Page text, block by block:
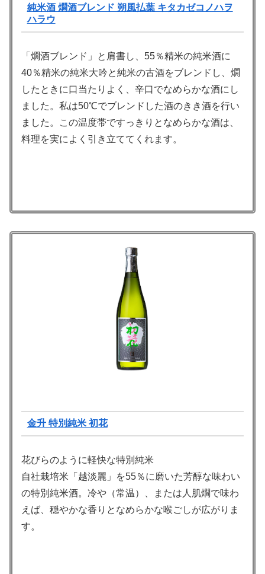
純米酒 燗酒ブレンド 朔風払葉 キタカゼコノハヲ
ハラウ
「燗酒ブレンド」と肩書し、55％精米の純米酒に
40％精米の純米大吟と純米の古酒をブレンドし、燗
したときに口当たりよく、辛口でなめらかな酒にし
ました。私は50℃でブレンドした酒のきき酒を行い
ました。この温度帯ですっきりとなめらかな酒は、
料理を実によく引き立ててくれます。
金升 特別純米 初花
花びらのように軽快な特別純米
自社栽培米「越淡麗」を55％に磨いた芳醇な味わい
の特別純米酒。冷や（常温）、または人肌燗で味わ
えば、穏やかな香りとなめらかな喉ごしが広がりま
す。